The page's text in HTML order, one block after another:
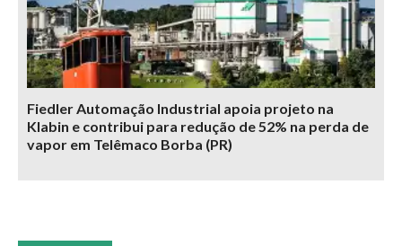
Fiedler Automação Industrial apoia projeto na
Klabin e contribui para redução de 52% na perda de
vapor em Telêmaco Borba (PR)